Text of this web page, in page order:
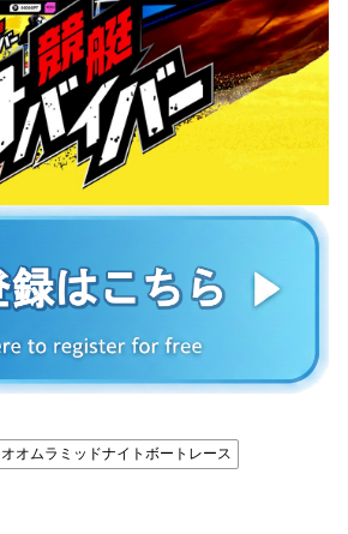
オオムラミッドナイトボートレース